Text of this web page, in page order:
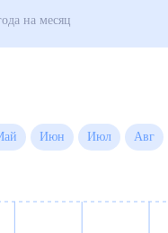
Погода на месяц
Май Июн Июл